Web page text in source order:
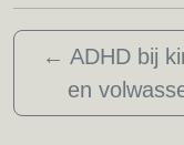
← ADHD bij
en